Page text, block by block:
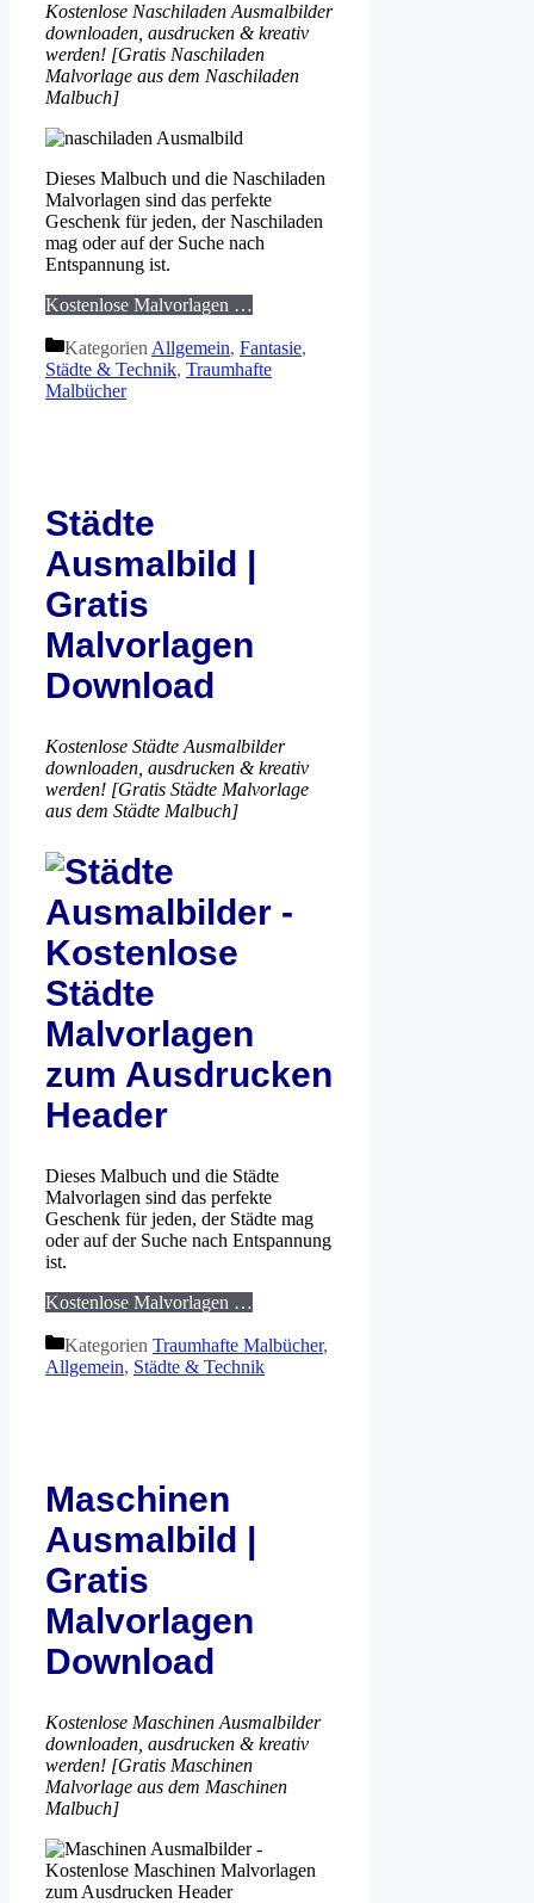
Kostenlose Naschiladen Ausmalbilder
downloaden, ausdrucken & kreativ
werden! [Gratis Naschiladen
Malvorlage aus dem Naschiladen
Malbuch]
Dieses Malbuch und die Naschiladen
Malvorlagen sind das perfekte
Geschenk für jeden, der Naschiladen
mag oder auf der Suche nach
Entspannung ist.
Kostenlose Malvorlagen …
Kategorien Allgemein, Fantasie,
Städte & Technik, Traumhafte
Malbücher
Städte
Ausmalbild |
Gratis
Malvorlagen
Download
Kostenlose Städte Ausmalbilder
downloaden, ausdrucken & kreativ
werden! [Gratis Städte Malvorlage
aus dem Städte Malbuch]
Dieses Malbuch und die Städte
Malvorlagen sind das perfekte
Geschenk für jeden, der Städte mag
oder auf der Suche nach Entspannung
ist.
Kostenlose Malvorlagen …
Kategorien Traumhafte Malbücher,
Allgemein, Städte & Technik
Maschinen
Ausmalbild |
Gratis
Malvorlagen
Download
Kostenlose Maschinen Ausmalbilder
downloaden, ausdrucken & kreativ
werden! [Gratis Maschinen
Malvorlage aus dem Maschinen
Malbuch]